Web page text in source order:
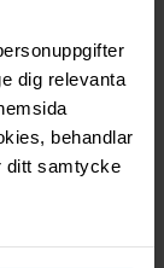
dig relevanta
behandlar
ditt samtycke